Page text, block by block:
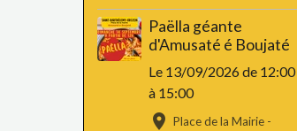
Paëlla géante
d'Amusaté é Boujaté
Le 13/09/2026de 12:00
à 15:00
Place de la Mairie -